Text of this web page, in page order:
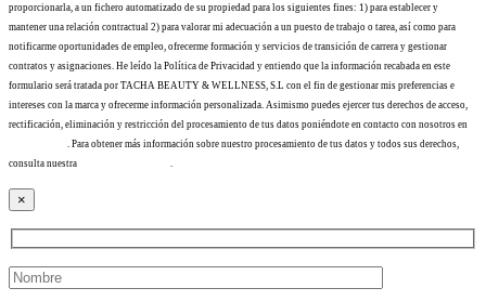
proporcionarla, a un fichero automatizado de su propiedad para los siguientes fines: 1) para establecer y
mantener una relación contractual 2) para valorar mi adecuación a un puesto de trabajo o tarea, así como para
notificarme oportunidades de empleo, ofrecerme formación y servicios de transición de carrera y gestionar
contratos y asignaciones. He leído la Política de Privacidad y entiendo que la información recabada en este
formulario será tratada por TACHA BEAUTY & WELLNESS, S.L con el fin de gestionar mis preferencias e
intereses con la marca y ofrecerme información personalizada. Asimismo puedes ejercer tus derechos de acceso,
rectificación, eliminación y restricción del procesamiento de tus datos poniéndote en contacto con nosotros en
. Para obtener más información sobre nuestro procesamiento de tus datos y todos sus derechos,
consulta nuestra
×